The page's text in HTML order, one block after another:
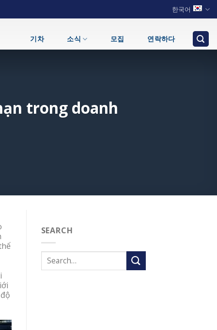
한국어
기차 소식 모집 연락하다
trong doanh
SEARCH